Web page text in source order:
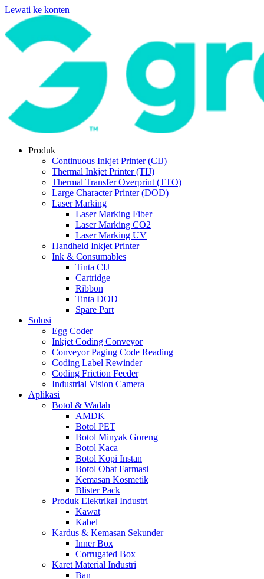
Lewati ke konten
Produk
Continuous Inkjet Printer (CIJ)
Thermal Inkjet Printer (TIJ)
Thermal Transfer Overprint (TTO)
Large Character Printer (DOD)
Laser Marking
Laser Marking Fiber
Laser Marking CO2
Laser Marking UV
Handheld Inkjet Printer
Ink & Consumables
Tinta CIJ
Cartridge
Ribbon
Tinta DOD
Spare Part
Solusi
Egg Coder
Inkjet Coding Conveyor
Conveyor Paging Code Reading
Coding Label Rewinder
Coding Friction Feeder
Industrial Vision Camera
Aplikasi
Botol & Wadah
AMDK
Botol PET
Botol Minyak Goreng
Botol Kaca
Botol Kopi Instan
Botol Obat Farmasi
Kemasan Kosmetik
Blister Pack
Produk Elektrikal Industri
Kawat
Kabel
Kardus & Kemasan Sekunder
Inner Box
Corrugated Box
Karet Material Industri
Ban